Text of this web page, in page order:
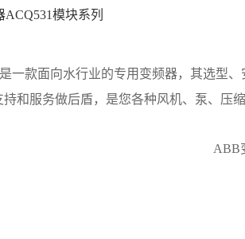
款面向水行业的专用变频器，其选型、
和服务做后盾，是您各种风机、泵、压